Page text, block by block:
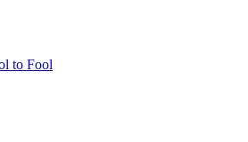
to Fool